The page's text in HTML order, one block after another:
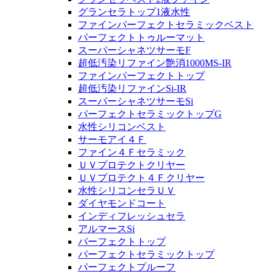
グランセラトップ1液水性
ファインパーフェクトセラミックベスト
パーフェクトトゥルーマット
スーパーシャネツサーモF
超低汚染リファイン艶消1000MS-IR
ファインパーフェクトトップ
超低汚染リファインSi-IR
スーパーシャネツサーモSi
パーフェクトセラミックトップG
水性シリコンベスト
サーモアイ４Ｆ
ファイン４Ｆセラミック
ＵＶプロテクトクリヤー
ＵＶプロテクト４Ｆクリヤー
水性シリコンセラＵＶ
ダイヤモンドコート
インディフレッシュセラ
アルマースSi
パーフェクトトップ
パーフェクトセラミックトップ
パーフェクトプルーフ